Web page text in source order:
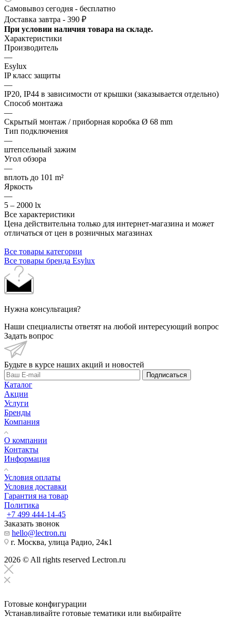
Самовывоз сегодня - бесплатно
Доставка завтра - 390 ₽
При условии наличия товара на складе.
Характеристики
Производитель
—
Esylux
IP класс защиты
—
IP20, IP44 в зависимости от крышки (заказывается отдельно)
Способ монтажа
—
Скрытый монтаж / приборная коробка Ø 68 mm
Тип подключения
—
штепсельный зажим
Угол обзора
—
вплоть до 101 m²
Яркость
—
5 – 2000 lx
Все характеристики
Цена действительна только для интернет-магазина и может
отличаться от цен в розничных магазинах
Все товары категории
Все товары бренда Esylux
Нужна консультация?
Наши специалисты ответят на любой интересующий вопрос
Задать вопрос
Будьте в курсе наших акций и новостей
Подписаться
Каталог
Акции
Услуги
Бренды
Компания
О компании
Контакты
Информация
Условия оплаты
Условия доставки
Гарантия на товар
Политика
+7 499 444-14-45
Заказать звонок
hello@lectron.ru
г. Москва, улица Радио, 24к1
2026 © All rights reserved Lectron.ru
Готовые конфигурации
Устанавливайте готовые тематики или выбирайте